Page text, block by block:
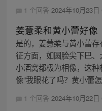
1 个回答 2024年10月23日
姜薏柔和黄小蕾好像
是的，姜薏柔与黄小蕾
征方面，如圆脸尖下巴
小酒窝都极为相像，这种
像“我眼花了吗？黄小蕾
1 个回答 2024年10月22日